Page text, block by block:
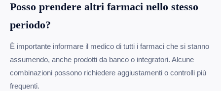
Posso prendere altri farmaci nello stesso
periodo?
È importante informare il medico di tutti i farmaci che si stanno
assumendo, anche prodotti da banco o integratori. Alcune
combinazioni possono richiedere aggiustamenti o controlli più
frequenti.